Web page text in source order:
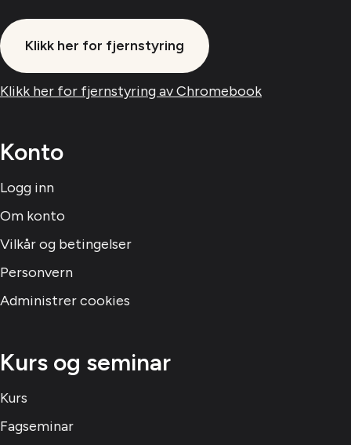
Klikk her for fjernstyring
Klikk her for fjernstyring av Chromebook
Konto
Logg inn
Om konto
Vilkår og betingelser
Personvern
Administrer cookies
Kurs og seminar
Kurs
Fagseminar